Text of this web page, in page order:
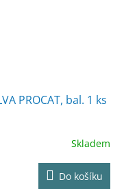
PROCAT, bal. 1 ks
Skladem
Do košíku